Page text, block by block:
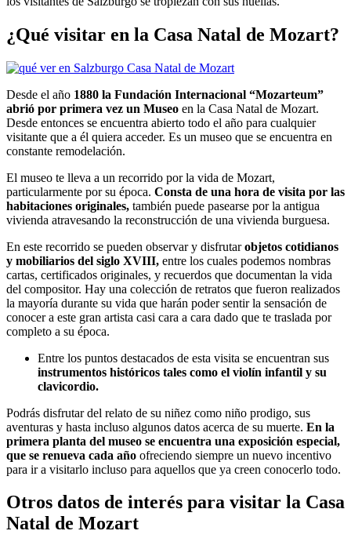
¿Qué visitar en la Casa Natal de Mozart?
Desde el año 1880 la Fundación Internacional “Mozarteum”
abrió por primera vez un Museo en la Casa Natal de Mozart.
Desde entonces se encuentra abierto todo el año para cualquier
visitante que a él quiera acceder. Es un museo que se encuentra en
constante remodelación.
El museo te lleva a un recorrido por la vida de Mozart,
particularmente por su época. Consta de una hora de visita por las
habitaciones originales, también puede pasearse por la antigua
vivienda atravesando la reconstrucción de una vivienda burguesa.
En este recorrido se pueden observar y disfrutarobjetos cotidianos
y mobiliarios del siglo XVIII, entre los cuales podemos nombras
cartas, certificados originales, y recuerdos que documentan la vida
del compositor. Hay una colección de retratos que fueron realizados
la mayoría durante su vida que harán poder sentir la sensación de
conocer a este gran artista casi cara a cara dado que te traslada por
completo a su época.
Entre los puntos destacados de esta visita se encuentran sus
instrumentos históricos tales como el violín infantil y su
clavicordio.
Podrás disfrutar del relato de su niñez como niño prodigo, sus
aventuras y hasta incluso algunos datos acerca de su muerte. En la
primera planta del museo se encuentra una exposición especial,
que se renueva cada año ofreciendo siempre un nuevo incentivo
para ir a visitarlo incluso para aquellos que ya creen conocerlo todo.
Otros datos de interés para visitar la Casa
Natal de Mozart